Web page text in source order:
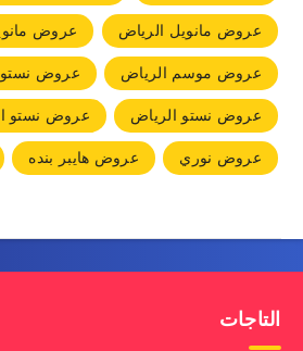
عروض مانويل الرياض
عروض
عروض موسم الرياض
عروض نستو
عروض نستو الرياض
عروض نستو
عروض نوري
عروض هايبر بنده
التاجات